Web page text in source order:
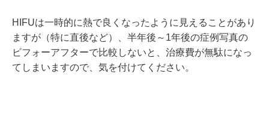
HIFUは一時的に熱で良くなったように見えることがあり
ますが（特に直後など）、半年後～1年後の症例写真の
ビフォーアフターで比較しないと、治療費が無駄になっ
てしまいますので、気を付けてください。